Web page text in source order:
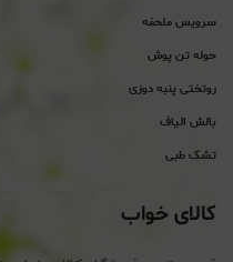
سرویس ملحفه
حوله تن پوش
روتختی پنبه دوزی
بالش الیاف
تشک طبی
کالای خواب